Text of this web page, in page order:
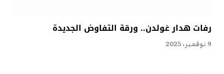
رفات هدار غولدن.. ورقة التفاوض الجديدة
9 نوفمبر، 2025